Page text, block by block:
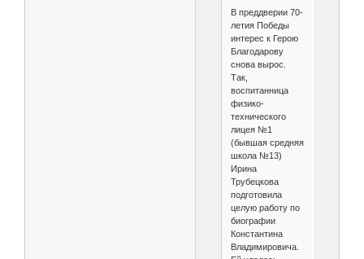
В преддверии 70-
летия Победы
интерес к Герою
Благодарову
снова вырос.
Так,
воспитанница
физико-
технического
лицея №1
(бывшая средняя
школа №13)
Ирина
Трубецкова
подготовила
целую работу по
биографии
Константина
Владимировича.